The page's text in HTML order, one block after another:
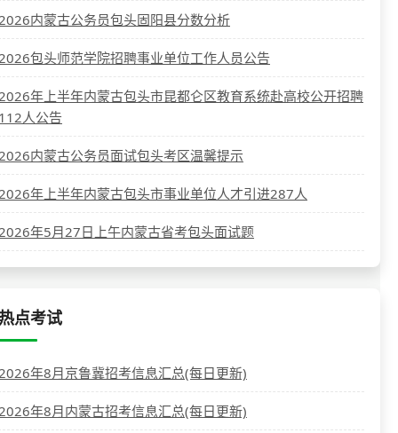
内蒙古公务员包头固阳县分数分析
包头师范学院招聘事业单位工作人员公告
年上半年内蒙古包头市昆都仑区教育系统赴高校公开招聘
人公告
内蒙古公务员面试包头考区温馨提示
年上半年内蒙古包头市事业单位人才引进287人
年5月27日上午内蒙古省考包头面试题
点考试
年8月京鲁冀招考信息汇总(每日更新)
年8月内蒙古招考信息汇总(每日更新)